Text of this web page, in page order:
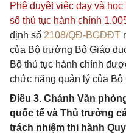
Phê duyệt việc dạy và
số thủ tục hành chính
định số 2108/QĐ-BGDĐT
của Bộ trưởng Bộ Giáo
Bộ thủ tục hành chính
chức năng quản lý của
Điều 3. Chánh Văn
quốc tế và Thủ trưởng
trách nhiệm thi hành